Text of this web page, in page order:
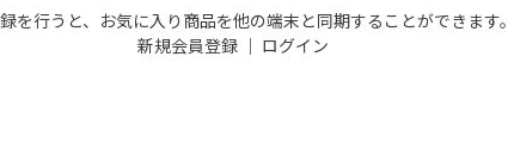
を行うと、お気に入り商品を他の端末と同期することができます。
新規会員登録
ログイン